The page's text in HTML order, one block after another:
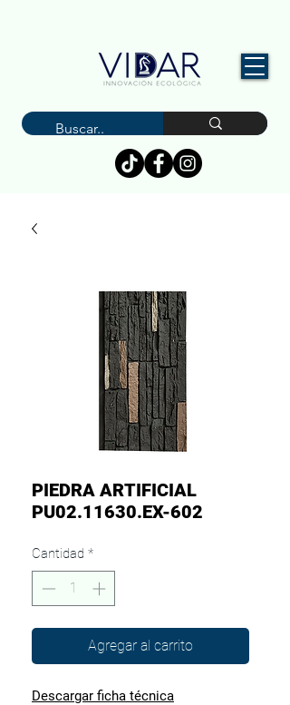
PIEDRA ARTIFICIAL
PU02.11630.EX-602
Cantidad *
Agregar al carrito
Descargar ficha técnica